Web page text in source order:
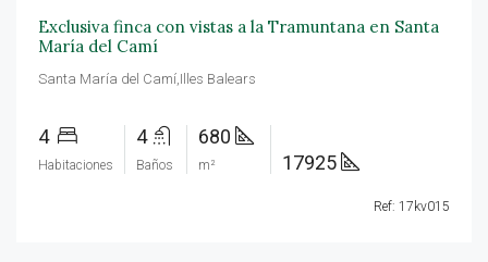
Exclusiva finca con vistas a la Tramuntana en Santa
María del Camí
Santa María del Camí,Illes Balears
4
Habitaciones
4
Baños
680
m² 17925
Ref: 17kv015